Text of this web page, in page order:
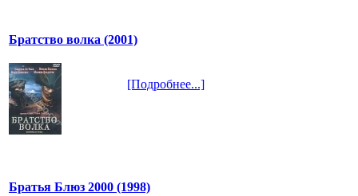
Братство волка (2001)
[Подробнее...]
Братья Блюз 2000 (1998)